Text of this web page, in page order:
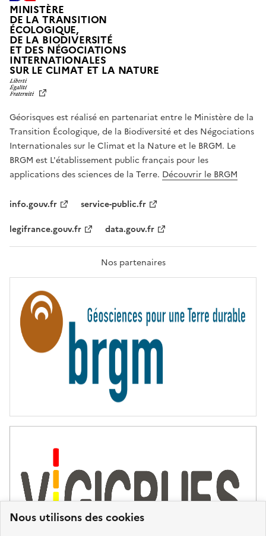
Nous utilisons des cookies
MINISTÈRE
DE LA TRANSITION
ÉCOLOGIQUE,
DE LA BIODIVERSITÉ
ET DES NÉGOCIATIONS
INTERNATIONALES
SUR LE CLIMAT ET LA NATUREL
T
É
,
É
G
A
L
F
A
T
R
T
É
Géorisques est réalisé en partenariat entre le Ministère de la
Transition Écologique, de la Biodiversité et des Négociations
Internationales sur le Climat et la Nature et le BRGM. Le
BRGM est L'établissement public français pour les
applications des sciences de la Terre. Découvrir le BRGM
info.gouv.fr
service-public.fr
legifrance.gouv.fr
data.gouv.fr
Nos partenaires